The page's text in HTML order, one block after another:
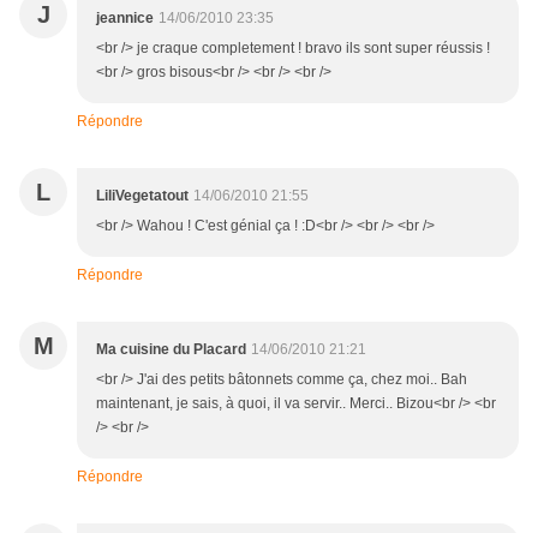
J jeannice 14/06/2010 23:35
<br /> je craque completement ! bravo ils sont super réussis !
<br /> gros bisous<br /> <br /> <br />
Répondre
L LiliVegetatout 14/06/2010 21:55
<br /> Wahou ! C'est génial ça ! :D<br /> <br /> <br />
Répondre
M Ma cuisine du Placard 14/06/2010 21:21
<br /> J'ai des petits bâtonnets comme ça, chez moi.. Bah
maintenant, je sais, à quoi, il va servir.. Merci.. Bizou<br /> <br
/> <br />
Répondre